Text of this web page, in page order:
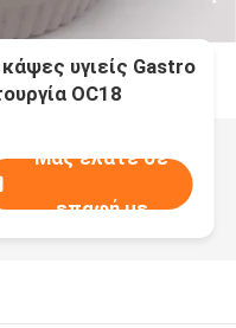
υγιείς Gastro
OC18
Μας ελάτε σε
επαφή με